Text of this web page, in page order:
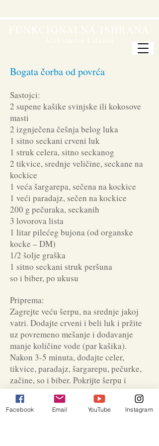
Bogata čorba od povrća
Sastojci:
2 supene kašike svinjske ili kokosove
masti
2 izgnječena češnja belog luka
1 sitno seckani crveni luk
1 struk celera, sitno seckanog
2 tikvice, srednje veličine, seckane na
kockice
1 veća šargarepa, sečena na kockice
1 veći paradajz, sečen na kockice
200 g pečuraka, seckanih
3 lovorova lista
1 litar pilećeg bujona (od organske
kocke – DM)
1/2 šolje graška
1 sitno seckani struk peršuna
so i biber, po ukusu
Priprema:
Zagrejte veću šerpu, na srednje jakoj
vatri. Dodajte crveni i beli luk i pržite
uz povremeno mešanje i dodavanje
manje količine vode (par kašika).
Nakon 3-5 minuta, dodajte celer,
tikvice, paradajz, šargarepu, pečurke,
začine, so i biber. Pokrijte šerpu i
dinstajte 7-8 minuta, povremeno
mešajući. Dodajte bujon, pokrijte šerpu
i kuvajte još minuta, dodajte grašak, pa
Facebook Email YouTube Instagram